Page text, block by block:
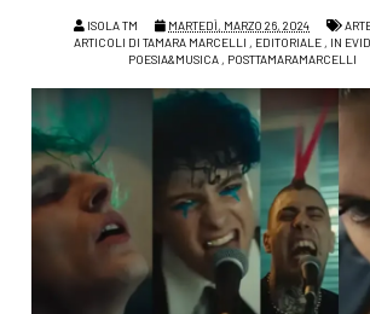
ISOLA TM MARTEDÌ, MARZO 26, 2024
ARTICOLI DI TAMARA MARCELLI , EDITORIALE, IN
POESIA&MUSICA, POSTTAMARAMARCELLI